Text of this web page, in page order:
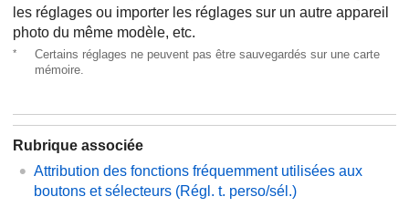
les réglages ou importer les réglages sur un autre appareil
photo du même modèle, etc.
*
Certains réglages ne peuvent pas être sauvegardés sur une carte
mémoire.
Rubrique associée
Attribution des fonctions fréquemment utilisées aux
boutons et sélecteurs (Régl. t. perso/sél.)